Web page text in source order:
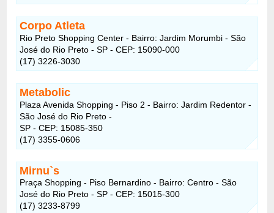
Corpo Atleta
Rio Preto Shopping Center - Bairro: Jardim Morumbi - São
José do Rio Preto - SP - CEP: 15090-000
(17) 3226-3030
Metabolic
Plaza Avenida Shopping - Piso 2 - Bairro: Jardim Redentor -
São José do Rio Preto -
SP - CEP: 15085-350
(17) 3355-0606
Mirnu`s
Praça Shopping - Piso Bernardino - Bairro: Centro - São
José do Rio Preto - SP - CEP: 15015-300
(17) 3233-8799